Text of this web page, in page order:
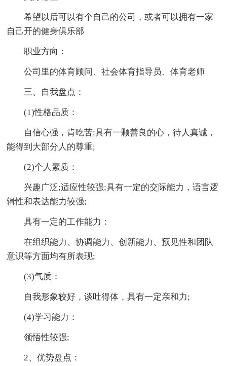
希望以后可以有个自己的公司，或者可以拥有一家
自己开的健身俱乐部
职业方向：
公司里的体育顾问、社会体育指导员、体育老师
三、自我盘点：
(1)性格品质：
自信心强，肯吃苦;具有一颗善良的心，待人真诚，
能得到大部分人的尊重;
(2)个人素质：
兴趣广泛;适应性较强;具有一定的交际能力，语言逻
辑性和表达能力较强;
具有一定的工作能力：
在组织能力、协调能力、创新能力、预见性和团队
意识等方面均有所表现;
(3)气质：
自我形象较好，谈吐得体，具有一定亲和力;
(4)学习能力：
领悟性较强;
2、优势盘点：